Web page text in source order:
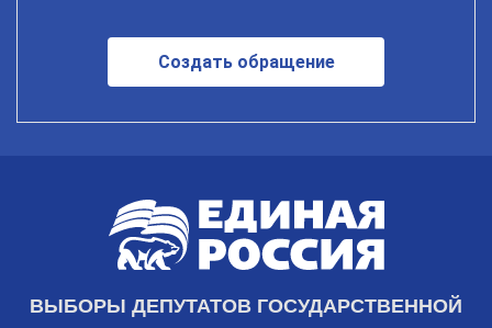
Создать обращение
ВЫБОРЫ ДЕПУТАТОВ ГОСУДАРСТВЕННОЙ